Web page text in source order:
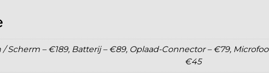
/ Scherm – €189, Batterij – €89, Oplaad-Connector – €79,
€45